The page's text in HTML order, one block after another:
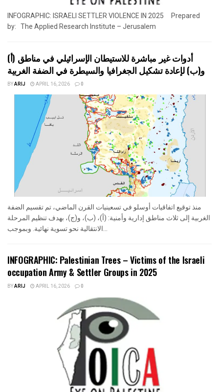
INFOGRAPHIC: ISRAELI SETTLER VIOLENCE IN 2025 Prepared
by: The Applied Research Institute – Jerusalem
أدوات غير مباشرة للاستيطان الإسرائيلي في مناطق (أ)
BYARIJ APRIL 16, 2026 0
منذ توقيع اتفاقيات أوسلو في تسعينيات القرن الماضي، تم تقسيم الضفة
الغربية إلى ثلاث مناطق إدارية وأمنية: (أ)، (ب)، و(ج)، بهدف تنظيم المرحلة
INFOGRAPHIC: Palestinian Trees – Victims of the Israeli
occupation Army & Settler Groups in 2025
BYARIJ APRIL 16, 2026 0